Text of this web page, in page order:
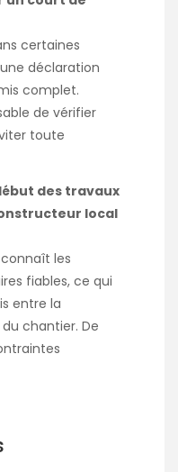
certaines
déclaration
complet.
de vérifier
toute
des travaux
local
les
fiables, ce qui
entre la
chantier. De